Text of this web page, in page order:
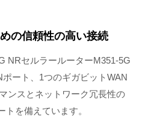
の信頼性の高い接続
NRセルラールーターM351-5G
ート、1つのギガビットWAN
ンスとネットワーク冗長性の
を備えています。